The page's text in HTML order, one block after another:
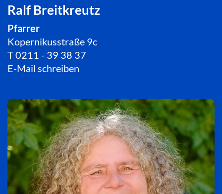
Ralf Breitkreutz
Pfarrer
Kopernikusstraße 9c
T0211 - 39 38 37
E-Mail schreiben